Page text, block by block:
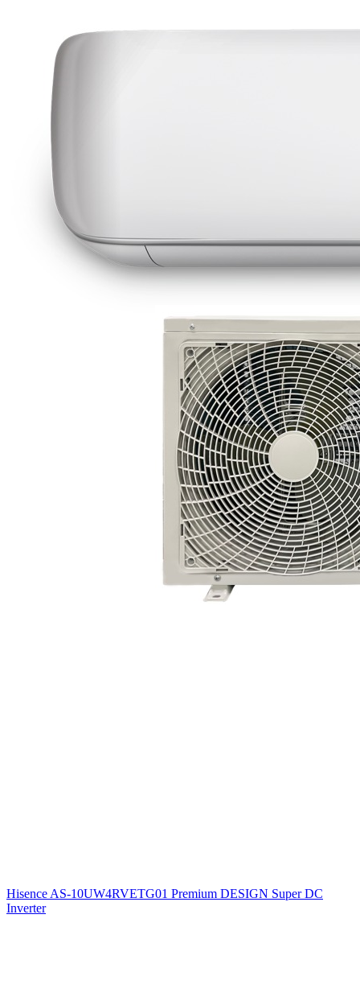
Hisence AS-10UW4RVETG01 Premium DESIGN Super DC
Inverter